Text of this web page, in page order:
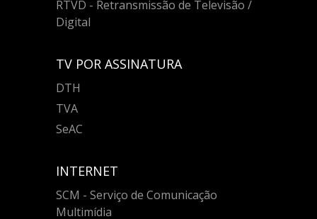
RTVD - Retransmissão de Televisão /
Digital
TV POR ASSINATURA
DTH
TVA
SeAC
INTERNET
SCM - Serviço de Comunicação
Multimídia